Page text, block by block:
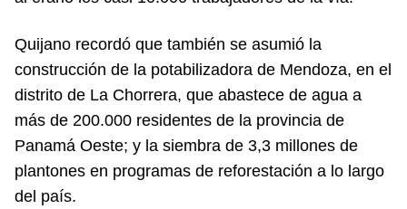
Quijano recordó que también se asumió la
construcción de la potabilizadora de Mendoza, en el
distrito de La Chorrera, que abastece de agua a
más de 200.000 residentes de la provincia de
Panamá Oeste; y la siembra de 3,3 millones de
plantones en programas de reforestación a lo largo
del país.